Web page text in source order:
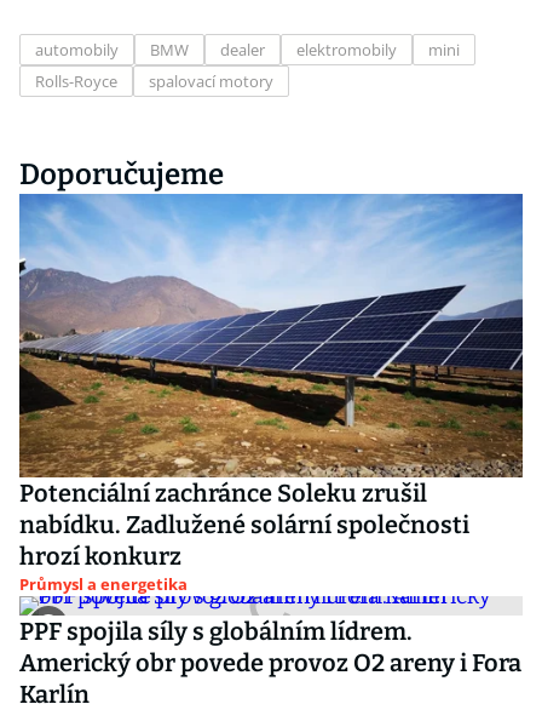
automobily BMW dealer elektromobily
mini
Rolls-Royce
spalovací motory
Doporučujeme
Potenciální zachránce Soleku zrušil
nabídku. Zadlužené solární společnosti
hrozí konkurz
Průmysl a energetika
PPF spojila síly s globálním lídrem.
Americký obr povede provoz O2 areny i Fora
Karlín